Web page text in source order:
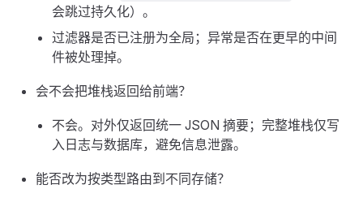
会跳过持久化）。
过滤器是否已注册为全局；异常是否在更早的中间
件被处理掉。
会不会把堆栈返回给前端？
不会。对外仅返回统一 JSON 摘要；完整堆栈仅写
入日志与数据库，避免信息泄露。
能否改为按类型路由到不同存储？